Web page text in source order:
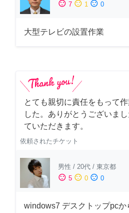
sentiment_satisfied 7 sentiment_neutral 1 sentiment_dissatisfied 0
大型テレビの設置作業
とても親切に責任をもって
した。ありがとうございま
ていただきます。
依頼されたチケット
男性 / 20代 / 東京都
sentiment_satisfied 5 sentiment_neutral 0 sentiment_dissatisfied 0
windows7 デスクトップpcか